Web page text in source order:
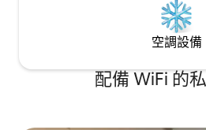
空調設備
配備 WiFi 的